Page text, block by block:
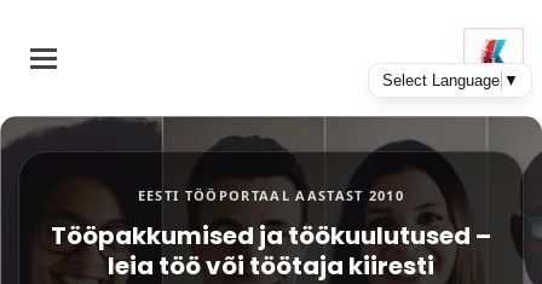
main
EESTI TÖÖPORTAAL AASTAST 2010
Tööpakkumised ja töökuulutused –
leia töö või töötaja kiiresti